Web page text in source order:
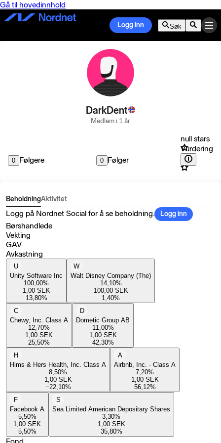
Gå til hovedinnhold
Logg inn Søk
DarkDent
Medlem i 1 år
0 Følgere 0 Følger
null stars
Vurdering
BeholdningAktivitet
Logg på Nordnet Social for å se beholdning. Logg inn
Børshandlede
Vekting
GAV
Avkastning
U
Unity Software Inc
100,00%
1,00 SEK
13,80%
W
Walt Disney Company (The)
14,10%
100,00 SEK
1,40%
C
Chewy, Inc. Class A
12,70%
1,00 SEK
25,50%
D
Dometic Group AB
11,00%
1,00 SEK
42,30%
H
Hims & Hers Health, Inc. Class A
8,50%
1,00 SEK
−22,10%
A
Airbnb, Inc. - Class A
7,20%
1,00 SEK
56,12%
F
Facebook A
5,50%
1,00 SEK
5,50%
S
Sea Limited American Depositary Shares
3,30%
1,00 SEK
35,80%